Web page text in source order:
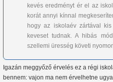
kevés eredményt ér el az
korát annyi kínnal
hogy az iskolaév zártával
keveset tudnak. A hibás
szellemi üresség követi
Igazán meggyőző érvelés ez a régi
bennem: vajon ma nem érvelhetne